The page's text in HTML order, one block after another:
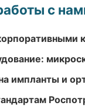
с
импланты и